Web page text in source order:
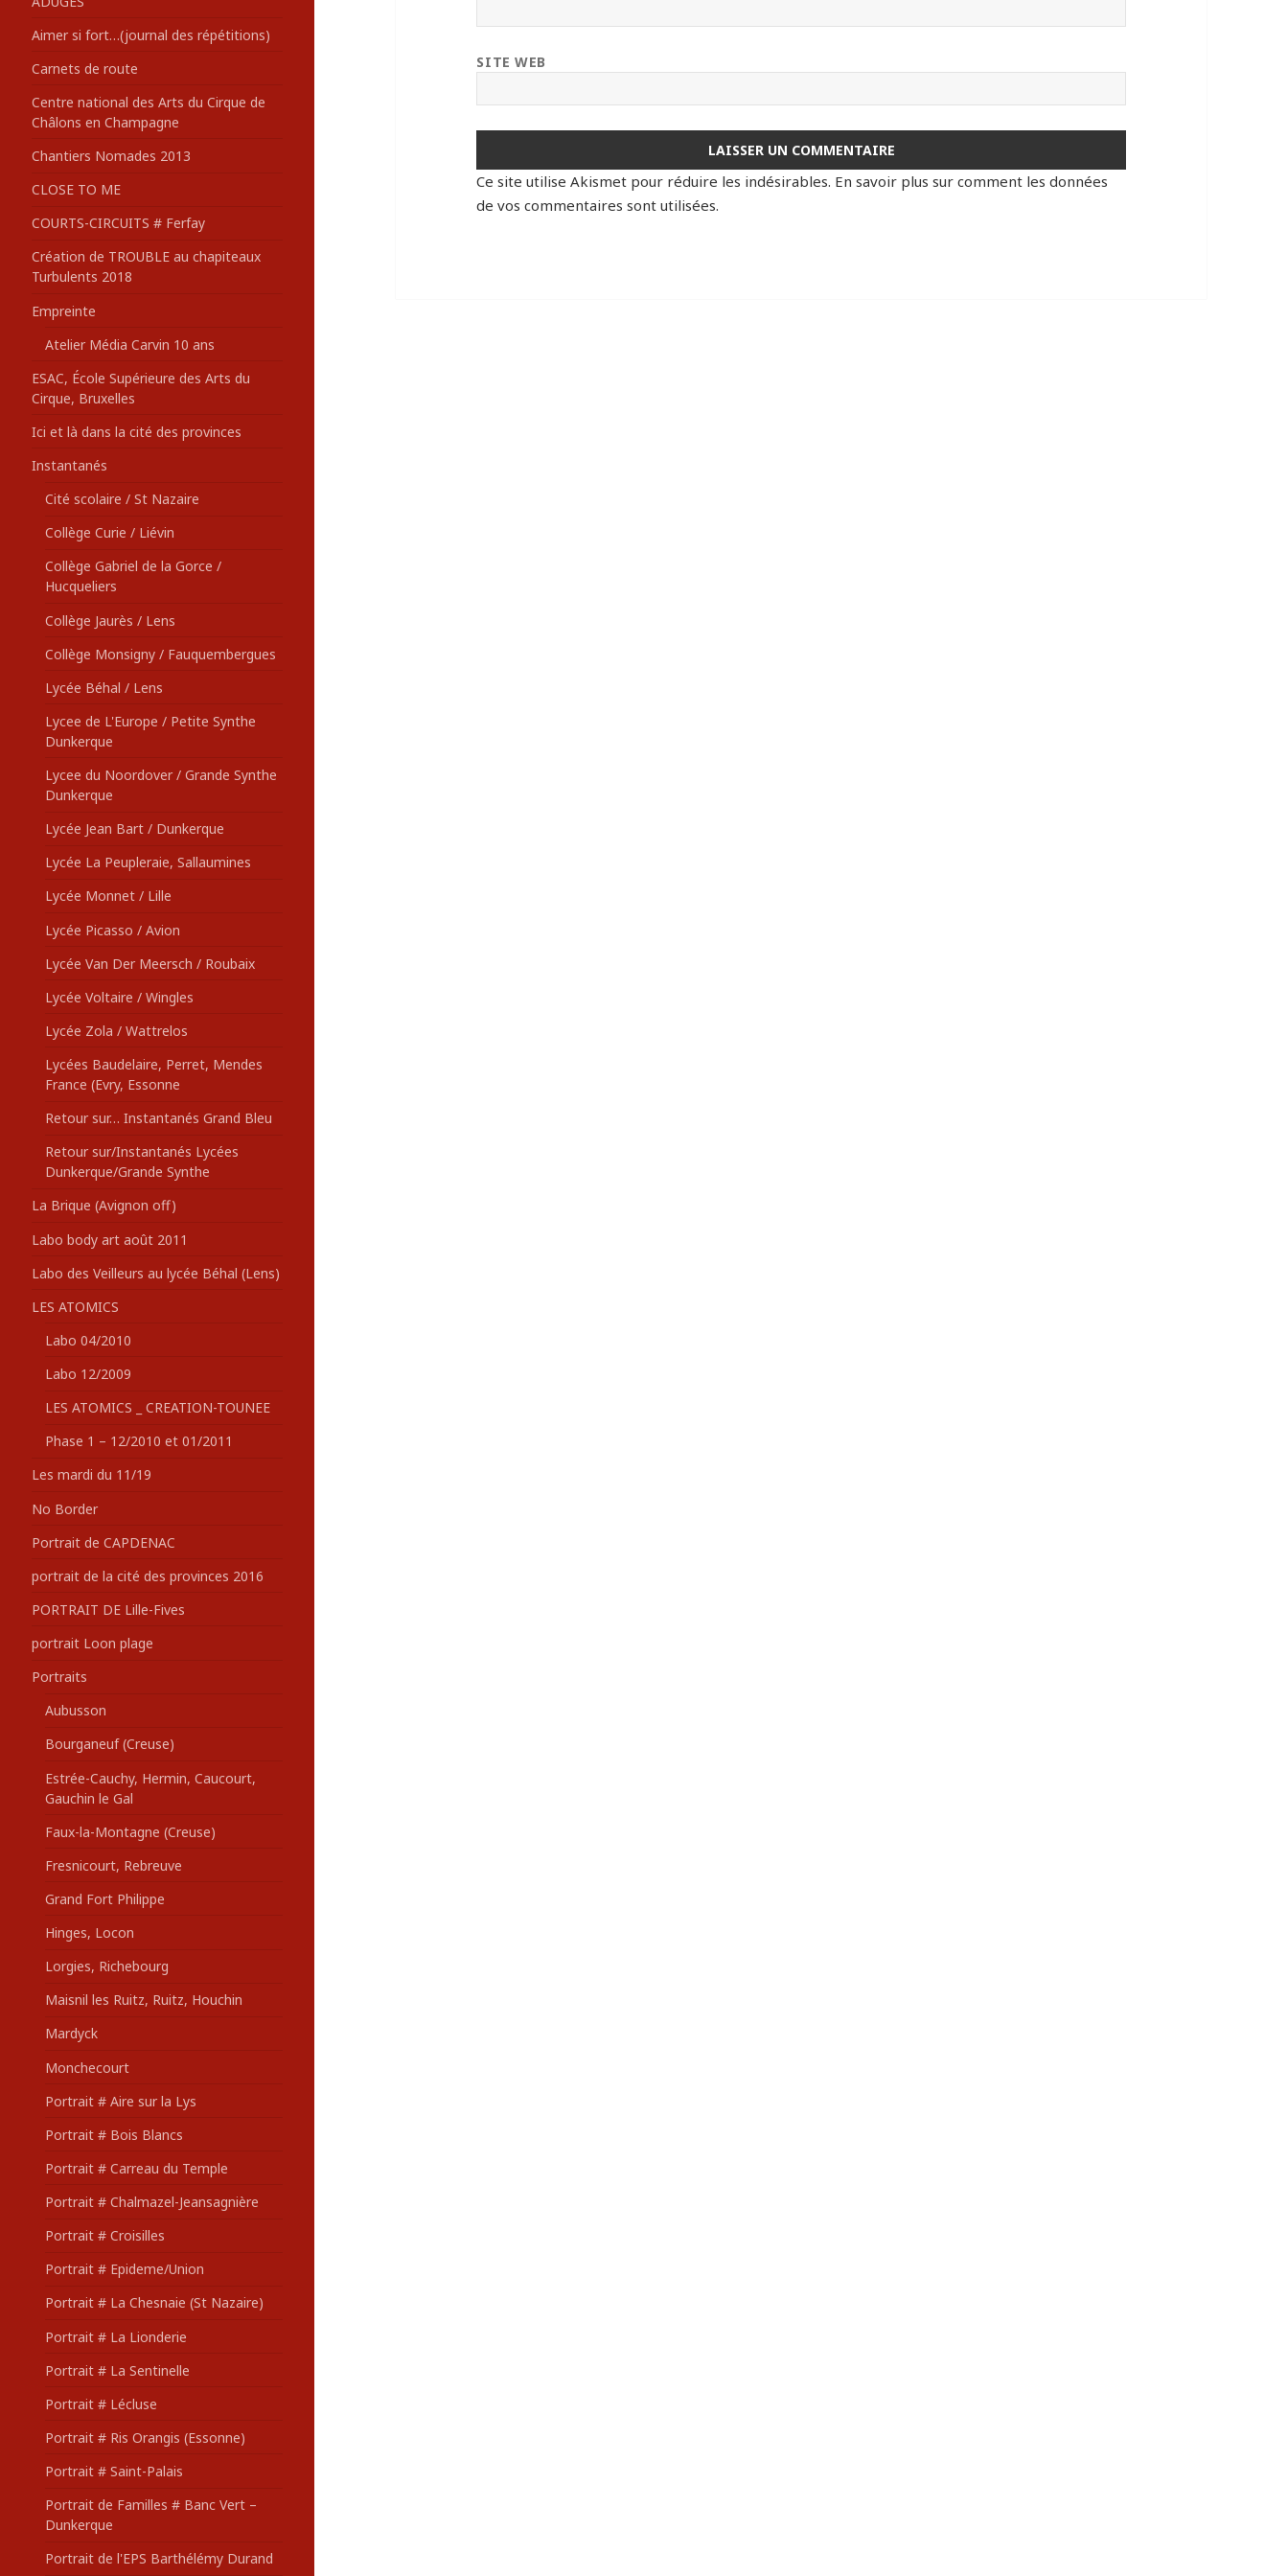
:Aimer si fort…(journal des répétitions)
Carnets de route
Centre national des Arts du Cirque de
Châlons en Champagne
Chantiers Nomades 2013
CLOSE TO ME
COURTS-CIRCUITS # Ferfay
Création de TROUBLE au chapiteaux
Turbulents 2018
Empreinte
Atelier Média Carvin 10 ans
ESAC, École Supérieure des Arts du
Cirque, Bruxelles
Ici et là dans la cité des provinces
Instantanés
Cité scolaire / St Nazaire
Collège Curie / Liévin
Collège Gabriel de la Gorce /
Hucqueliers
Collège Jaurès / Lens
Collège Monsigny / Fauquembergues
Lycée Béhal / Lens
Lycee de L'Europe / Petite Synthe
Dunkerque
Lycee du Noordover / Grande Synthe
Dunkerque
Lycée Jean Bart / Dunkerque
Lycée La Peupleraie, Sallaumines
Lycée Monnet / Lille
Lycée Picasso / Avion
Lycée Van Der Meersch / Roubaix
Lycée Voltaire / Wingles
Lycée Zola / Wattrelos
Lycées Baudelaire, Perret, Mendes
France (Evry, Essonne
Retour sur… Instantanés Grand Bleu
Retour sur/Instantanés Lycées
Dunkerque/Grande Synthe
La Brique (Avignon off)
Labo body art août 2011
Labo des Veilleurs au lycée Béhal (Lens)
LES ATOMICS
Labo 04/2010
Labo 12/2009
LES ATOMICS _ CREATION-TOUNEE
Phase 1 – 12/2010 et 01/2011
Les mardi du 11/19
No Border
Portrait de CAPDENAC
portrait de la cité des provinces 2016
PORTRAIT DE Lille-Fives
portrait Loon plage
Portraits
Aubusson
Bourganeuf (Creuse)
Estrée-Cauchy, Hermin, Caucourt,
Gauchin le Gal
Faux-la-Montagne (Creuse)
Fresnicourt, Rebreuve
Grand Fort Philippe
Hinges, Locon
Lorgies, Richebourg
Maisnil les Ruitz, Ruitz, Houchin
Mardyck
Monchecourt
Portrait # Aire sur la Lys
Portrait # Bois Blancs
Portrait # Carreau du Temple
Portrait # Chalmazel-Jeansagnière
Portrait # Croisilles
Portrait # Epideme/Union
Portrait # La Chesnaie (St Nazaire)
Portrait # La Lionderie
Portrait # La Sentinelle
Portrait # Lécluse
Portrait # Ris Orangis (Essonne)
Portrait # Saint-Palais
Portrait de Familles # Banc Vert –
Dunkerque
Portrait de l'EPS Barthélémy Durand
SITE WEB
Ce site utilise Akismet pour réduire les indésirables. En savoir plus sur comment les données
de vos commentaires sont utilisées.